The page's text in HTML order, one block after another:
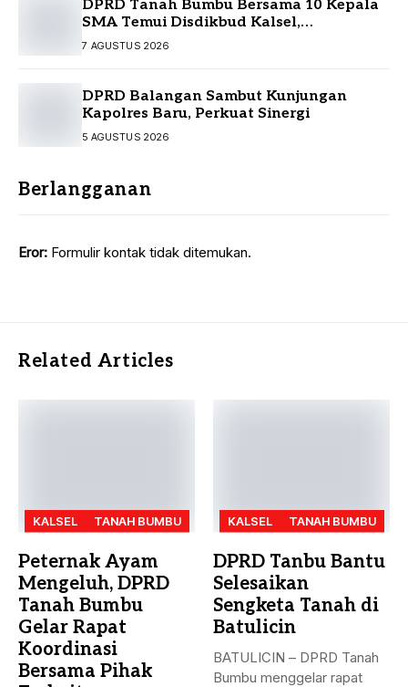
DPRD Tanah Bumbu Bersama 10 Kepala
SMA Temui Disdikbud Kalsel,
Perjuangkan Kebutuhan Guru dan
7 AGUSTUS 2026
DPRD Balangan Sambut Kunjungan
Kapolres Baru, Perkuat Sinergi
5 AGUSTUS 2026
Berlangganan
Eror: Formulir kontak tidak ditemukan.
Related Articles
KALSEL TANAH BUMBU
Peternak Ayam
Mengeluh, DPRD
Tanah Bumbu
Gelar Rapat
Koordinasi
Bersama Pihak
KALSEL TANAH BUMBU
DPRD Tanbu Bantu
Selesaikan
Sengketa Tanah di
Batulicin
BATULICIN – DPRD Tanah
Bumbu menggelar rapat